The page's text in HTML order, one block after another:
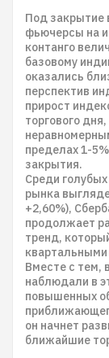
Под закрытие
фьючерсы на
контанго
базовому
оказались
перспектив
прирост
торгового
пределах 1-
закрытия.
Среди
рынка
+2,60%),
продолжает
тренд,
Вместе с тем,
наблюдали в
повышенных
он начнет
ближайшие